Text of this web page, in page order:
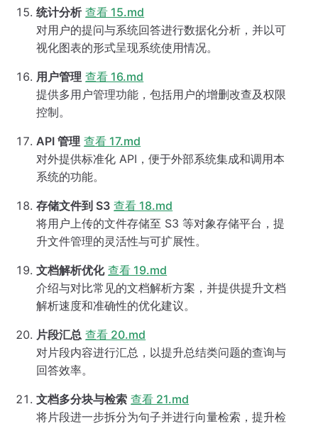
统计分析 查看 15.md
对用户的提问与系统回答进行数据化分析，并以可
视化图表的形式呈现系统使用情况。
用户管理 查看 16.md
提供多用户管理功能，包括用户的增删改查及权限
控制。
API 管理 查看 17.md
对外提供标准化 API，便于外部系统集成和调用本
系统的功能。
存储文件到 S3 查看 18.md
将用户上传的文件存储至 S3 等对象存储平台，提
升文件管理的灵活性与可扩展性。
文档解析优化 查看 19.md
介绍与对比常见的文档解析方案，并提供提升文档
解析速度和准确性的优化建议。
片段汇总 查看 20.md
对片段内容进行汇总，以提升总结类问题的查询与
回答效率。
文档多分块与检索 查看 21.md
将片段进一步拆分为句子并进行向量检索，提升检